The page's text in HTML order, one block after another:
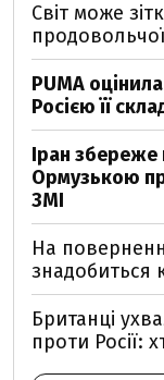
Світ може
PUMA
Росією її
Іран
Ормузькою
ЗМІ
На
знадобиться
Британці
проти Росії: